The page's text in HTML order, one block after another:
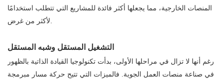
المنصات الخارجية، مما يجعلها أكثر فائدة للمشاريع التي تتطلب استخدامًا
لأكثر من غرض.
التشغيل المستقل وشبه المستقل
رغم أنها لا تزال في مراحلها الأولى، بدأت تكنولوجيا القيادة الذاتية بالظهور
في صناعة منصات العمل الجوية. فالميزات التي تتيح حركة مسار مبرمجة